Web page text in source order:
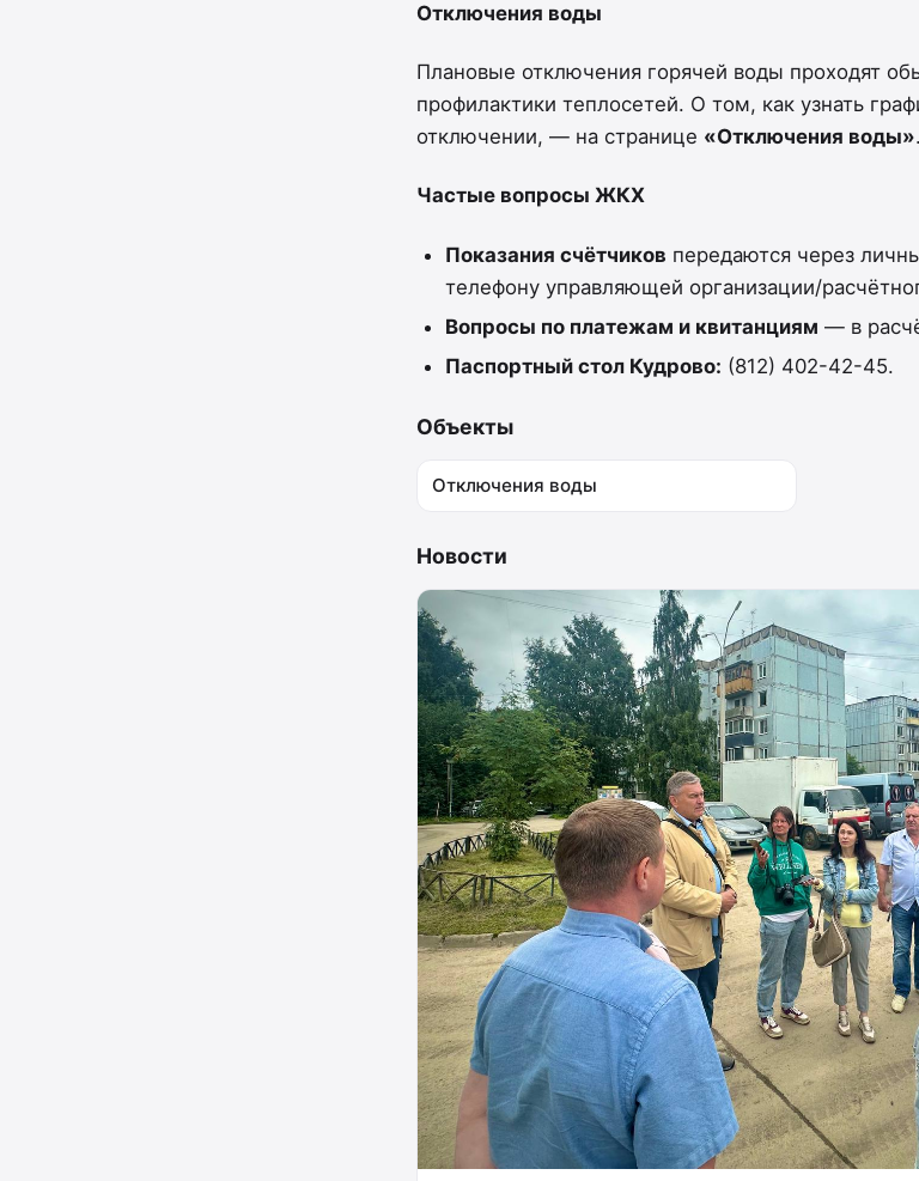
Отключения воды
Плановые отключения горячей воды проходят
профилактики теплосетей. О том, как узнать
отключении, — на странице «Отключения воды».
Частые вопросы ЖКХ
Показания счётчиков передаются через
телефону управляющей организации/
Вопросы по платежам и квитанциям — в
Паспортный стол Кудрово: (812) 402-42-45.
Объекты
Отключения воды
Новости